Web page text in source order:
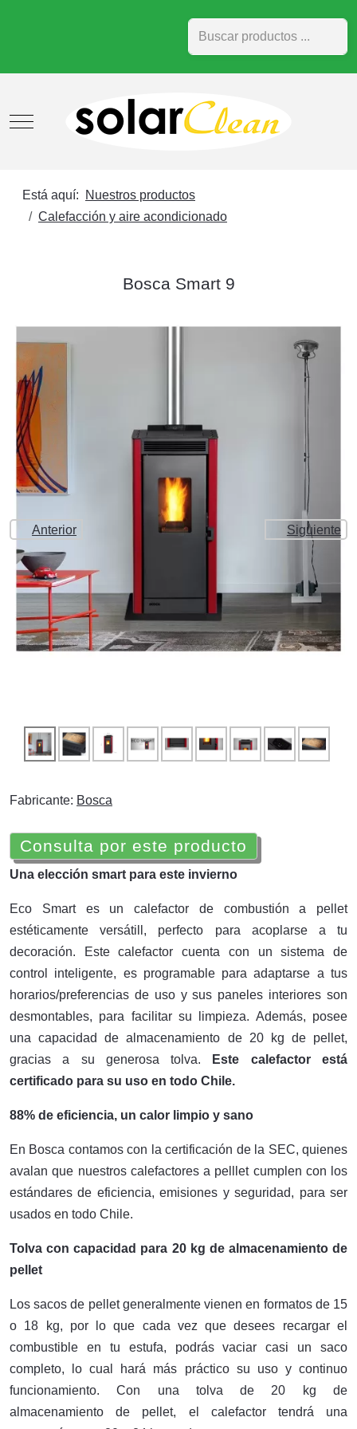
Buscar
Mobile Menu Toggle
Está aquí:
Nuestros productos
Calefacción y aire acondicionado
Bosca Smart 9
Anterior Siguiente
Fabricante: Bosca
Consulta por este producto
Una elección smart para este invierno
Eco Smart es un calefactor de combustión a pellet
estéticamente versátill, perfecto para acoplarse a tu
decoración. Este calefactor cuenta con un sistema de
control inteligente, es programable para adaptarse a tus
horarios/preferencias de uso y sus paneles interiores son
desmontables, para facilitar su limpieza. Además, posee
una capacidad de almacenamiento de 20 kg de pellet,
gracias a su generosa tolva.
Este calefactor está
certificado para su uso en todo Chile.
88% de eficiencia, un calor limpio y sano
En Bosca contamos con la certificación de la SEC, quienes
avalan que nuestros calefactores a pelllet cumplen con los
estándares de eficiencia, emisiones y seguridad, para ser
usados en todo Chile.
Tolva con capacidad para 20 kg de almacenamiento de
pellet
Los sacos de pellet generalmente vienen en formatos de 15
o 18 kg, por lo que cada vez que desees recargar el
combustible en tu estufa, podrás vaciar casi un saco
completo, lo cual hará más práctico su uso y continuo
funcionamiento. Con una tolva de 20 kg de
almacenamiento de pellet, el calefactor tendrá una